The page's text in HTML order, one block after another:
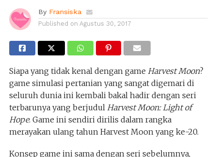
By Fransiska
Published on Agustus 30, 2017
Siapa yang tidak kenal dengan game Harvest Moon?
game simulasi pertanian yang sangat digemari di
seluruh dunia ini kembali bakal hadir dengan seri
terbarunya yang berjudul Harvest Moon: Light of
Hope. Game ini sendiri dirilis dalam rangka
merayakan ulang tahun Harvest Moon yang ke-20.
Konsep game ini sama dengan seri sebelumnya,